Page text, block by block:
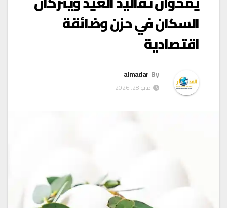
السكان في حزن وضائقة
اقتصادية
By
almadar
مايو 28, 2026